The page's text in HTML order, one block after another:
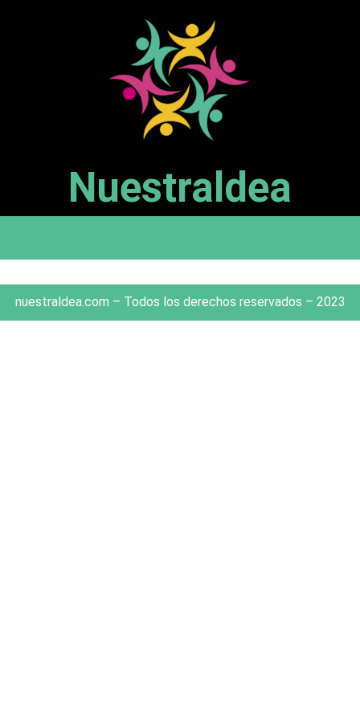
Nuestraldea
nuestraldea.com – Todos los derechos reservados – 2023